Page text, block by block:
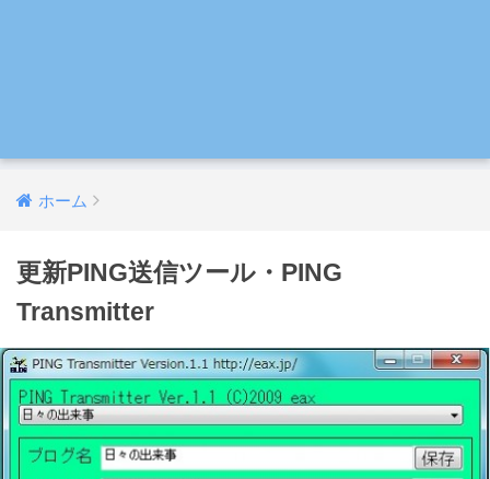
ホーム
更新PING送信ツール・PING
Transmitter